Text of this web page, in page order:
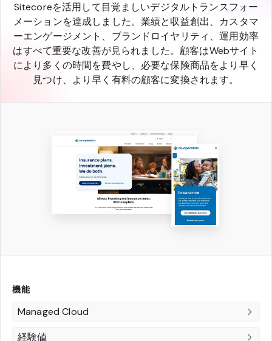
Sitecoreを活用して目覚ましいデジタルトランスフォー
メーションを達成しました。業績と収益創出、カスタマ
ーエンゲージメント、ブランドロイヤリティ、運用効率
はすべて重要な改善が見られました。顧客はWebサイト
により多くの時間を費やし、必要な保険商品をより早く
見つけ、より早く有料の顧客に変換されます。
機能
Managed Cloud
経験値